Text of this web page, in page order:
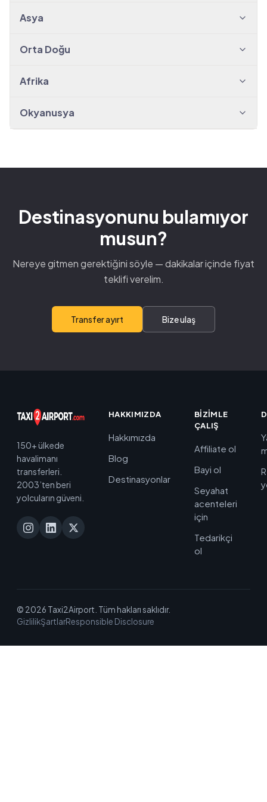
Asya
Orta Doğu
Afrika
Okyanusya
Destinasyonunu bulamıyor
musun?
Nereye gitmen gerektiğini söyle — dakikalar içinde fiyat
teklifi verelim.
Transfer ayırt Bize ulaş
150+ ülkede
havalimanı
transferleri.
2003’ten beri
yolcuların güveni.
HAKKIMIZDA
Hakkımızda
Blog
Destinasyonlar
BIZIMLE
ÇALIŞ
Affiliate ol
Bayi ol
Seyahat
acenteleri
için
Tedarikçi
ol
© 2026 Taxi2Airport. Tüm hakları saklıdır.
GizlilikŞartlarResponsible Disclosure